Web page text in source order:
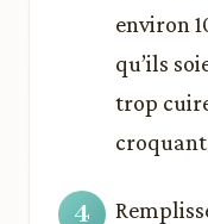
environ
qu’ils
trop